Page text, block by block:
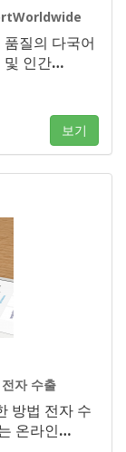
질의 다국어
및 인간…
보기
자 수출
방법 전자 수
온라인…